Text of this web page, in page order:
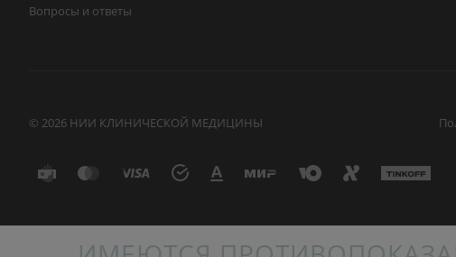
Вопросы и ответы
© 2026 НИИ КЛИНИЧЕСКОЙ МЕДИЦИНЫ